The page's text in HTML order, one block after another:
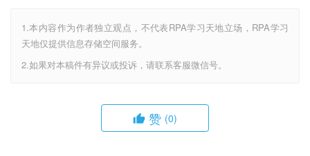
1.本内容作为作者独立观点，不代表RPA学习天地立场，RPA学习
天地仅提供信息存储空间服务。
2.如果对本稿件有异议或投诉，请联系客服微信号。
赞 (0)